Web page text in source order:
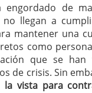
de
no llegan a
mantener una
como
que se han
de crisis. Sin
la vista para